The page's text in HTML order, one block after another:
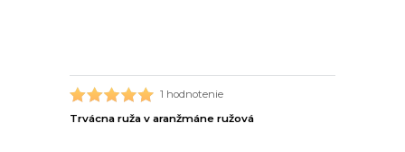
1 hodnotenie
Trvácna ruža v aranžmáne ružová